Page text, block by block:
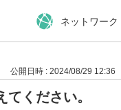
ネットワーク
公開日時 : 2024/08/29 12:36
ください。